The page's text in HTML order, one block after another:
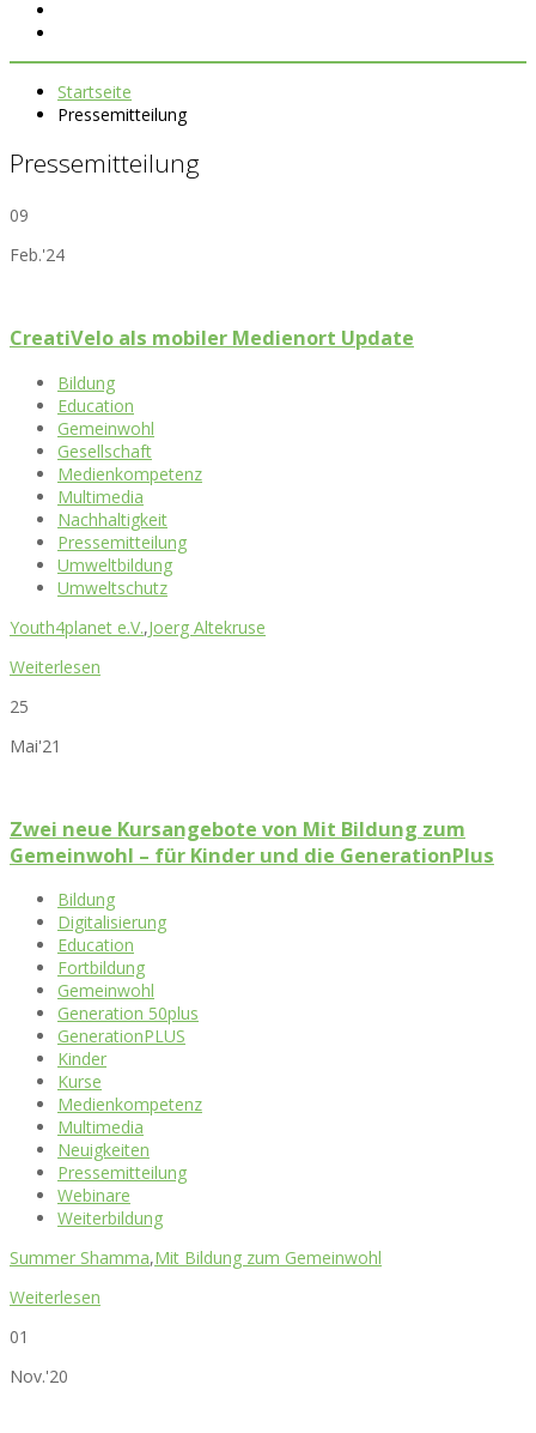
Startseite
Pressemitteilung
Pressemitteilung
09
Feb.'24
CreatiVelo als mobiler Medienort Update
Bildung
Education
Gemeinwohl
Gesellschaft
Medienkompetenz
Multimedia
Nachhaltigkeit
Pressemitteilung
Umweltbildung
Umweltschutz
Youth4planet e.V.,Joerg Altekruse
Weiterlesen
25
Mai'21
Zwei neue Kursangebote von Mit Bildung zum
Gemeinwohl – für Kinder und die GenerationPlus
Bildung
Digitalisierung
Education
Fortbildung
Gemeinwohl
Generation 50plus
GenerationPLUS
Kinder
Kurse
Medienkompetenz
Multimedia
Neuigkeiten
Pressemitteilung
Webinare
Weiterbildung
Summer Shamma,Mit Bildung zum Gemeinwohl
Weiterlesen
01
Nov.'20